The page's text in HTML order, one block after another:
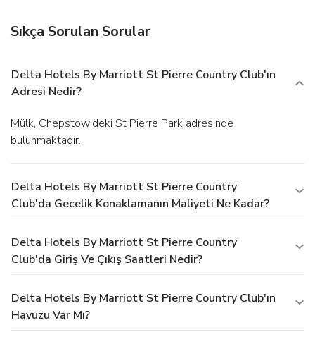
Sıkça Sorulan Sorular
Delta Hotels By Marriott St Pierre Country Club'ın
Adresi Nedir?
Mülk, Chepstow'deki St Pierre Park adresinde
bulunmaktadır.
Delta Hotels By Marriott St Pierre Country
Club'da Gecelik Konaklamanın Maliyeti Ne Kadar?
Delta Hotels By Marriott St Pierre Country
Club'da Giriş Ve Çıkış Saatleri Nedir?
Delta Hotels By Marriott St Pierre Country Club'ın
Havuzu Var Mı?